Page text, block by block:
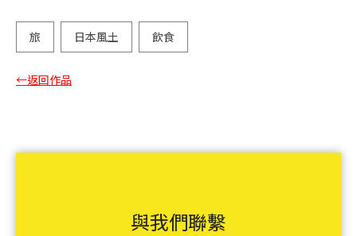
旅 日本風土 飲食
←返回作品
與我們聯繫